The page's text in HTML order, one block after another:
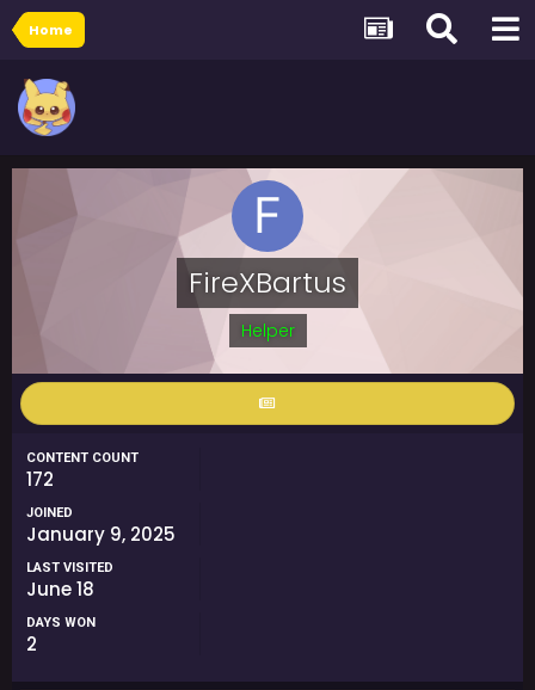
Home
FireXBartus
Helper
CONTENT COUNT
172
JOINED
January 9, 2025
LAST VISITED
June 18
DAYS WON
2